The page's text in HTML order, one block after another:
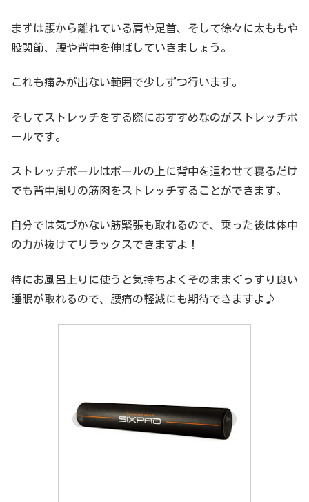
まずは腰から離れている肩や足首、そして徐々に太ももや
股関節、腰や背中を伸ばしていきましょう。
これも痛みが出ない範囲で少しずつ行います。
そしてストレッチをする際におすすめなのがストレッチポ
ールです。
ストレッチポールはポールの上に背中を這わせて寝るだけ
でも背中周りの筋肉をストレッチすることができます。
自分では気づかない筋緊張も取れるので、乗った後は体中
の力が抜けてリラックスできますよ！
特にお風呂上りに使うと気持ちよくそのままぐっすり良い
睡眠が取れるので、腰痛の軽減にも期待できますよ♪